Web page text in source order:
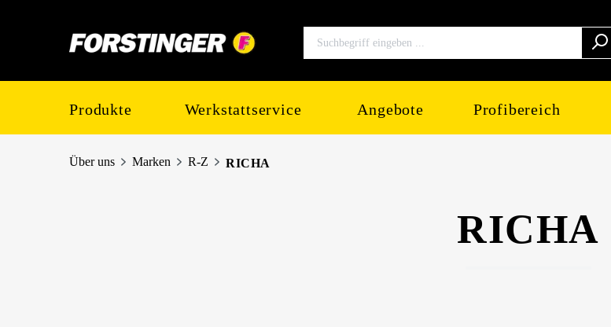
Produkte Werkstattservice Angebote Profibereich
Über uns Marken R-Z RICHA
RICHA